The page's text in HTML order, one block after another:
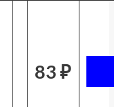
83 ₽